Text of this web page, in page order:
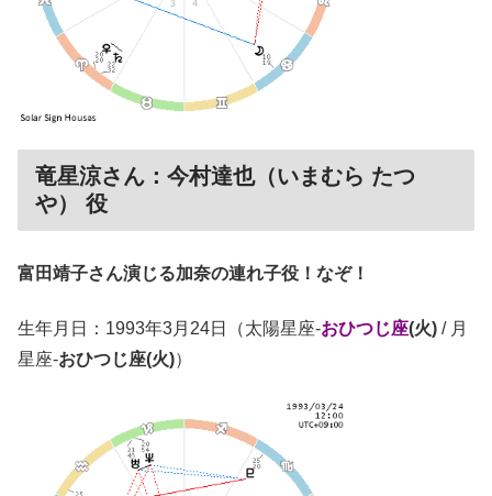
竜星涼さん：今村達也（いまむら たつ
や） 役
富田靖子さん演じる加奈の連れ子役！なぞ！
生年月日：1993年3月24日（太陽星座-おひつじ座(火) / 月
星座-おひつじ座(火)）